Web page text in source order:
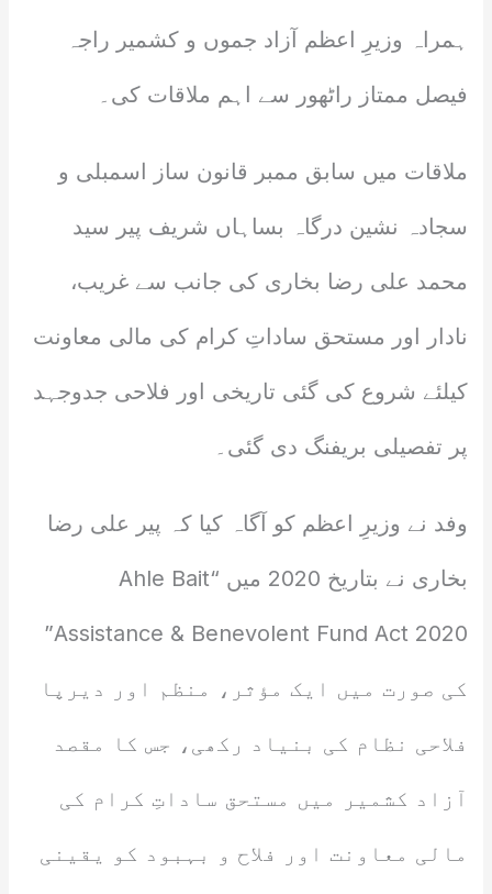
ہمراہ وزیرِ اعظم آزاد جموں و کشمیر راجہ
فیصل ممتاز راٹھور سے اہم ملاقات کی۔
ملاقات میں سابق ممبر قانون ساز اسمبلی و
سجادہ نشین درگاہ بساہاں شریف پیر سید
محمد علی رضا بخاری کی جانب سے غریب،
نادار اور مستحق ساداتِ کرام کی مالی معاونت
کیلئے شروع کی گئی تاریخی اور فلاحی جدوجہد
پر تفصیلی بریفنگ دی گئی۔
وفد نے وزیرِ اعظم کو آگاہ کیا کہ پیر علی رضا
بخاری نے بتاریخ 2020 میں “Ahle Bait
Assistance & Benevolent Fund Act 2020”
کی صورت میں ایک مؤثر، منظم اور دیرپا
فلاحی نظام کی بنیاد رکھی، جس کا مقصد
آزاد کشمیر میں مستحق ساداتِ کرام کی
مالی معاونت اور فلاح و بہبود کو یقینی